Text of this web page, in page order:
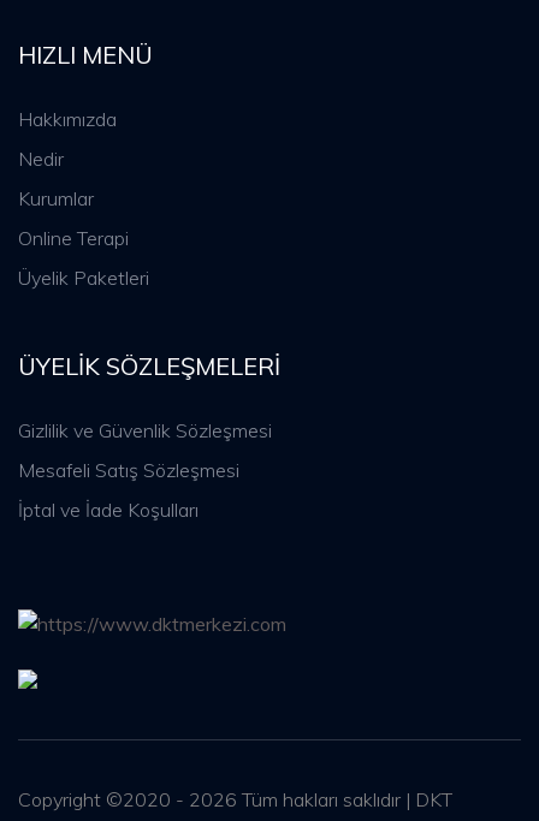
HIZLI MENÜ
Hakkımızda
Nedir
Kurumlar
Online Terapi
Üyelik Paketleri
ÜYELIK SÖZLEŞMELERI
Gizlilik ve Güvenlik Sözleşmesi
Mesafeli Satış Sözleşmesi
İptal ve İade Koşulları
Copyright ©2020 - 2026 Tüm hakları saklıdır | DKT